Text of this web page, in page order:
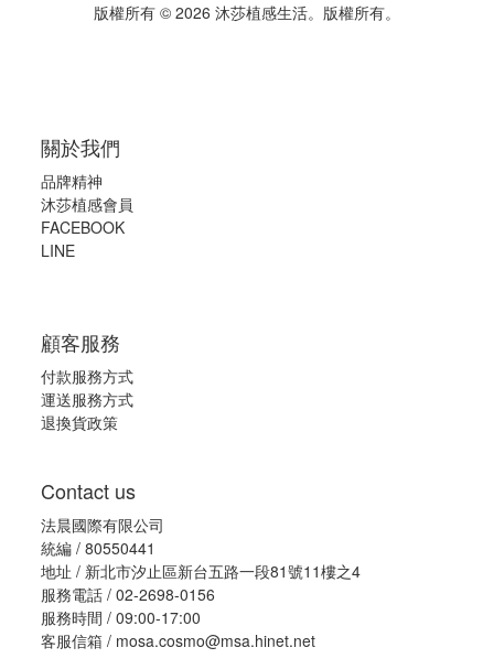
版權所有 © 2026 沐莎植感生活。版權所有。
關於我們
品牌精神
沐莎植感會員
FACEBOOK
LINE
顧客服務
付款服務方式
運送服務方式
退換貨政策
Contact us
法晨國際有限公司
統編 / 80550441
地址 / 新北市汐止區新台五路一段81號11樓之4
服務電話 / 02-2698-0156
服務時間 / 09:00-17:00
客服信箱 / mosa.cosmo@msa.hinet.net